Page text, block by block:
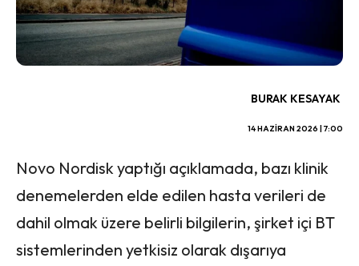
BURAK KESAYAK
14 HAZIRAN 2026 | 7:00
Novo Nordisk yaptığı açıklamada, bazı klinik
denemelerden elde edilen hasta verileri de
dahil olmak üzere belirli bilgilerin, şirket içi BT
sistemlerinden yetkisiz olarak dışarıya